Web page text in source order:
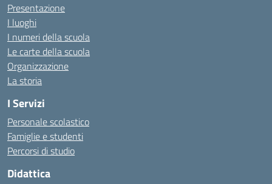
Presentazione
I luoghi
I numeri della scuola
Le carte della scuola
Organizzazione
La storia
I Servizi
Personale scolastico
Famiglie e studenti
Percorsi di studio
Didattica